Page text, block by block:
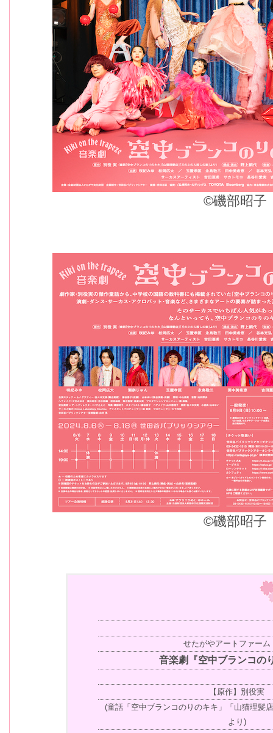
©︎磯部昭子
©︎磯部昭子
せたがやアートファーム
音楽劇『空中ブランコの
【原作】別役実
(童話「空中ブランコのりのキキ」「山猫理髪
より)